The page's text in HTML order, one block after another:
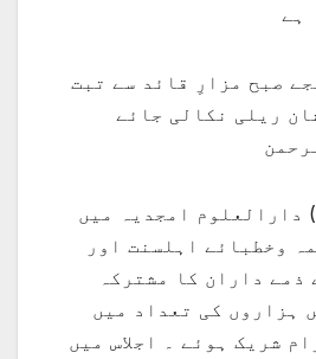
ہے
12ستمبر10بجے صبح مزارِ قائد سے تبت
ریلی نکالی جائے
دارالعلوم امجدیہ میں
وخطبائے اہلسنت اور
داران کا مشترکہ
ہزاروں کی تعداد میں
شریک ہوئے ۔ اجلاس میں